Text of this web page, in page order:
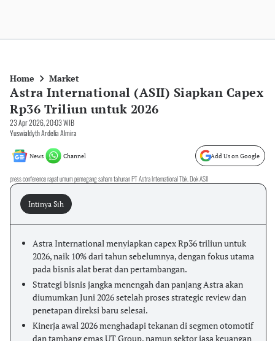
Home Market
Astra International (ASII) Siapkan Capex
Rp36 Triliun untuk 2026
23 Apr 2026, 20:03 WIB
Yuswialdyth Ardelia Almira
News Channel Add Us on Google
press conference rapat umum pemegang saham tahunan PT Astra International Tbk. Dok ASII
Intinya Sih
Astra International menyiapkan capex Rp36 triliun untuk
2026, naik 10% dari tahun sebelumnya, dengan fokus utama
pada bisnis alat berat dan pertambangan.
Strategi bisnis jangka menengah dan panjang Astra akan
diumumkan Juni 2026 setelah proses strategic review dan
penetapan direksi baru selesai.
Kinerja awal 2026 menghadapi tekanan di segmen otomotif
dan tambang emas UT Group, namun sektor jasa keuangan